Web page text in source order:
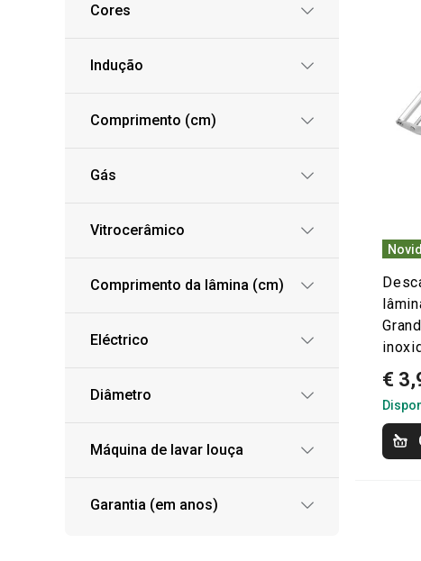
Cores
Indução
Comprimento (cm)
Gás
Vitrocerâmico
Comprimento da lâmina (cm)
Eléctrico
Diâmetro
Máquina de lavar louça
Garantia (em anos)
€